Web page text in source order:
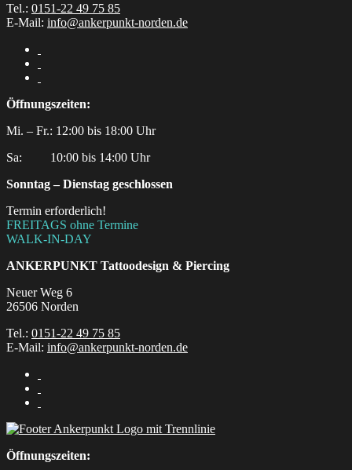
Tel.: 0151-22 49 75 85
E-Mail: info@ankerpunkt-norden.de
Öffnungszeiten:
Mi. – Fr.: 12:00 bis 18:00 Uhr
Sa:‎ ‎ ‎ ‎ ‎ ‎ ‎ ‎ ‎ 10:00 bis 14:00 Uhr
Sonntag – Dienstag geschlossen
Termin erforderlich!
FREITAGS ohne Termine
WALK-IN-DAY
ANKERPUNKT Tattoodesign & Piercing
Neuer Weg 6
26506 Norden
Tel.: 0151-22 49 75 85
E-Mail: info@ankerpunkt-norden.de
Öffnungszeiten: